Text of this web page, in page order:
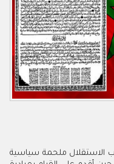
من سنة 1944 صنع حزب الاستقلال ملحمة سياسية